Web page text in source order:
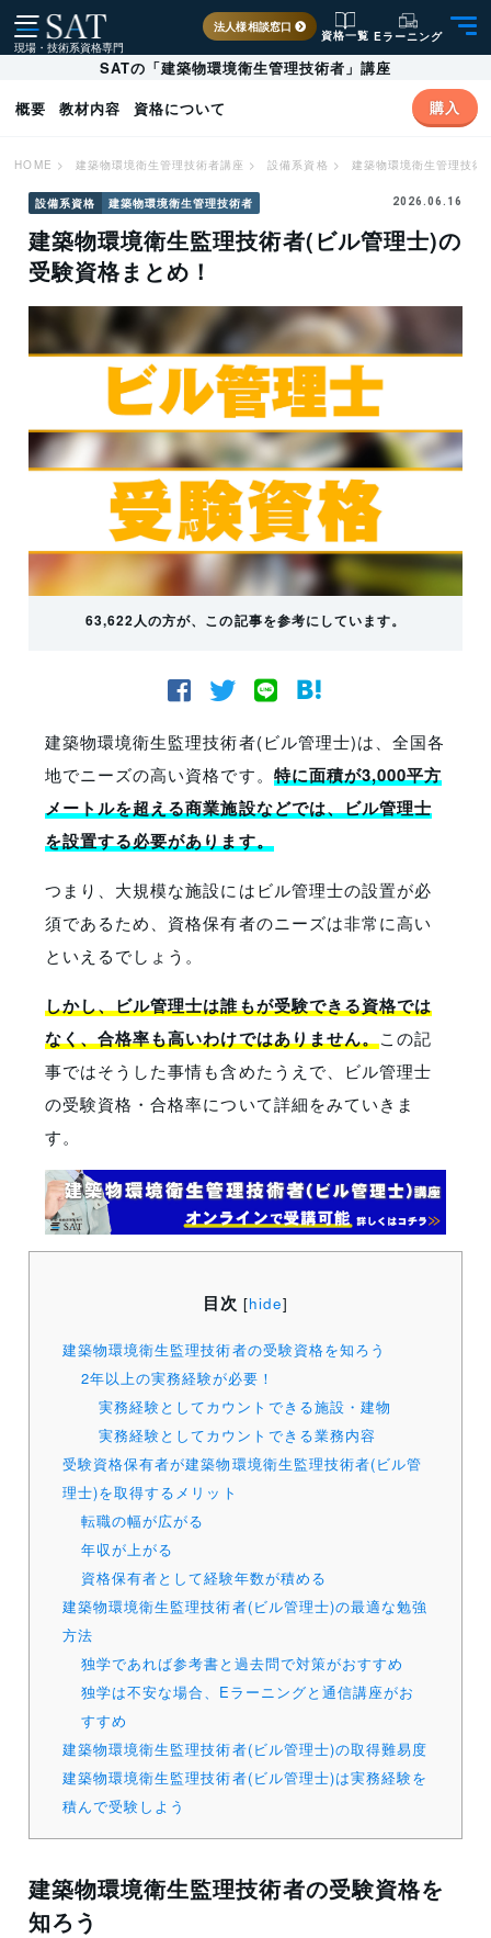
現場・技術系資格専門
法人様相談窓口
資格一覧 Eラーニング
SATの「建築物環境衛生管理技術者」講座
概要
教材内容 資格について 購入
HOME > 建築物環境衛生管理技術者講座 > 設備系資格 > 建築物環境衛生管理技術
設備系資格 建築物環境衛生管理技術者 2026.06.16
建築物環境衛生監理技術者(ビル管理士)の
受験資格まとめ！
63,622人の方が、この記事を参考にしています。
建築物環境衛生監理技術者(ビル管理士)は、全国各
地でニーズの高い資格です。 特に面積が3,000平方
メートルを超える商業施設などでは、ビル管理士
を設置する必要があります。
つまり、大規模な施設にはビル管理士の設置が必
須であるため、資格保有者のニーズは非常に高い
といえるでしょう。
しかし、ビル管理士は誰もが受験できる資格では
なく、合格率も高いわけではありません。この記
事ではそうした事情も含めたうえで、ビル管理士
の受験資格・合格率について詳細をみていきま
す。
目次 [hide]
建築物環境衛生監理技術者の受験資格を知ろう
2年以上の実務経験が必要！
実務経験としてカウントできる施設・建物
実務経験としてカウントできる業務内容
受験資格保有者が建築物環境衛生監理技術者(ビル管
理士)を取得するメリット
転職の幅が広がる
年収が上がる
資格保有者として経験年数が積める
建築物環境衛生監理技術者(ビル管理士)の最適な勉強
方法
独学であれば参考書と過去問で対策がおすすめ
独学は不安な場合、Eラーニングと通信講座がお
すすめ
建築物環境衛生監理技術者(ビル管理士)の取得難易度
建築物環境衛生監理技術者(ビル管理士)は実務経験を
積んで受験しよう
建築物環境衛生監理技術者の受験資格を
知ろう